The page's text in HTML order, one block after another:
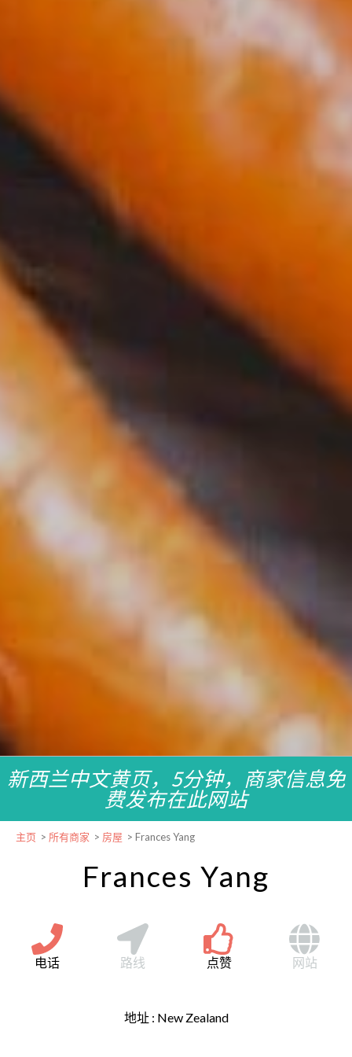
新西兰中文黄页，5分钟，商家信息免
费发布在此网站
主页 > 所有商家 > 房屋 > Frances Yang
Frances Yang
电话 路线 点赞 网站
地址 : New Zealand